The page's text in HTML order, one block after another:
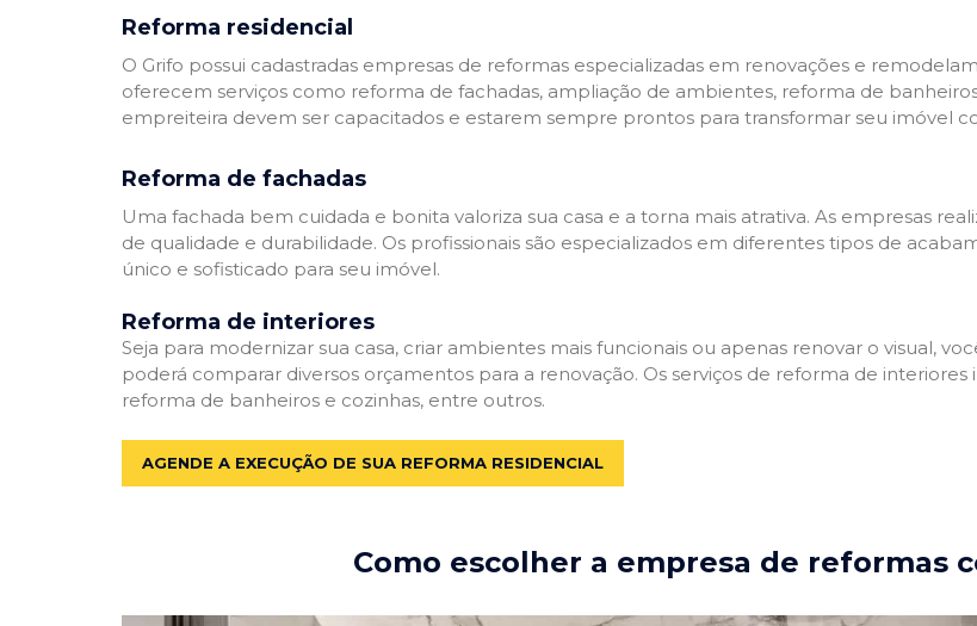
Reforma residencial
O Grifo possui cadastradas empresas de reformas especializadas em renovações e
oferecem serviços como reforma de fachadas, ampliação de ambientes, reforma de
empreiteira devem ser capacitados e estarem sempre prontos para transformar seu imóvel
Reforma de fachadas
Uma fachada bem cuidada e bonita valoriza sua casa e a torna mais atrativa. As empresas
de qualidade e durabilidade. Os profissionais são especializados em diferentes tipos de
único e sofisticado para seu imóvel.
Reforma de interiores
Seja para modernizar sua casa, criar ambientes mais funcionais ou apenas renovar o visual,
poderá comparar diversos orçamentos para a renovação. Os serviços de reforma de
reforma de banheiros e cozinhas, entre outros.
AGENDE A EXECUÇÃO DE SUA REFORMA RESIDENCIAL
Como escolher a empresa de reformas